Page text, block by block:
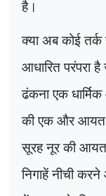
है।
क्या अब कोई
आधारित परंपरा
ढंकना एक
की एक और आयत
सूरह नूर की आयत
निगाहें नीची